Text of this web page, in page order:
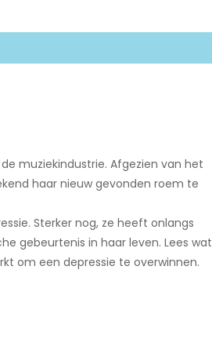
muziekindustrie. Afgezien van het
haar nieuw gevonden roem te
Sterker nog, ze heeft onlangs
gebeurtenis in haar leven. Lees wat
om een ​​depressie te overwinnen.